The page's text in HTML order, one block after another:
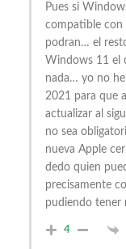
Pues si
compatible con
podran… el
Windows 11 el
nada… yo no
2021 para que
actualizar al
no sea
nueva Apple
dedo quien
precisamente
pudiendo tener
4